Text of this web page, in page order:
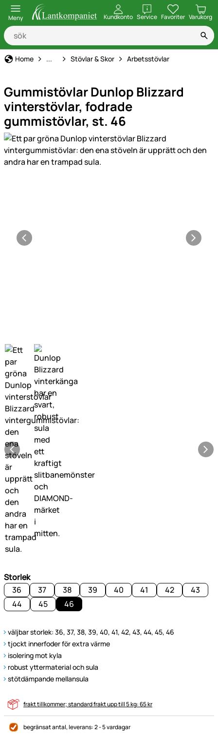
Meny Kundkonto ServiceöppnaFavoriter Varukorg
Home Arbetskläder & Skyddsutrustning
... Stövlar & Skor Arbetsstövlar
Gummistövlar Dunlop Blizzard
vinterstövlar, fodrade
gummistövlar, st. 46
Produktgaleri
Storlek
36
37 38 39 40 41 42
43
44
45 46
väljbar storlek: 36, 37, 38, 39, 40, 41, 42, 43, 44, 45, 46
tjockt innerfoder för extra värme
isolering mot kyla
robust yttermaterial och sula
stötdämpande mellansula
frakt tillkommer; standard frakt upp till 5 kg: 65 kr
begränsat antal, leverans:2 - 5 vardagar